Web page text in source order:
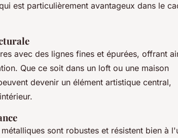
est particulièrement avantageux dans le
avec des lignes fines et épurées, offrant
Que ce soit dans un loft ou une maison
devenir un élément artistique central,
sont robustes et résistent bien à